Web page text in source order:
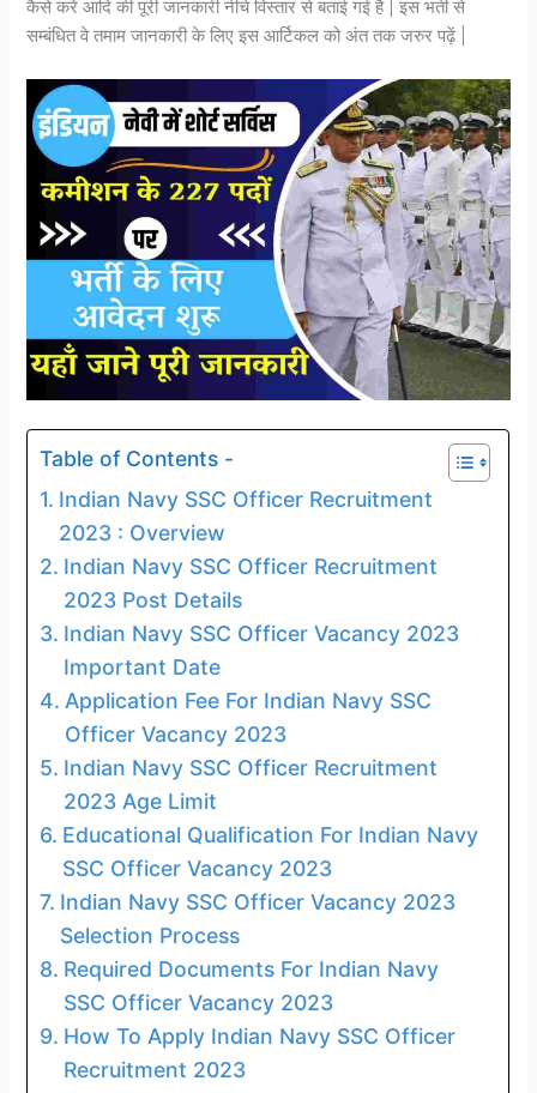
कैसे करें आदि की पूरी जानकारी नीचे विस्तार से बताई गई है | इस भर्ती से
सम्बंधित वे तमाम जानकारी के लिए इस आर्टिकल को अंत तक जरुर पढ़ें |
Table of Contents -
Indian Navy SSC Officer Recruitment
2023 : Overview
Indian Navy SSC Officer Recruitment
2023 Post Details
Indian Navy SSC Officer Vacancy 2023
Important Date
Application Fee For Indian Navy SSC
Officer Vacancy 2023
Indian Navy SSC Officer Recruitment
2023 Age Limit
Educational Qualification For Indian Navy
SSC Officer Vacancy 2023
Indian Navy SSC Officer Vacancy 2023
Selection Process
Required Documents For Indian Navy
SSC Officer Vacancy 2023
How To Apply Indian Navy SSC Officer
Recruitment 2023